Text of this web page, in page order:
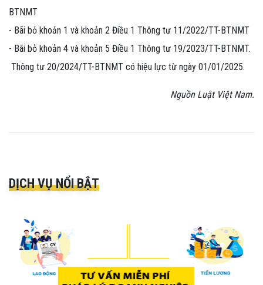
BTNMT
- Bãi bỏ khoản 1 và khoản 2 Điều 1 Thông tư 11/2022/TT-BTNMT
- Bãi bỏ khoản 4 và khoản 5 Điều 1 Thông tư 19/2023/TT-BTNMT.
Thông tư 20/2024/TT-BTNMT có hiệu lực từ ngày 01/01/2025.
Nguồn Luật Việt Nam.
DỊCH VỤ NỔI BẬT